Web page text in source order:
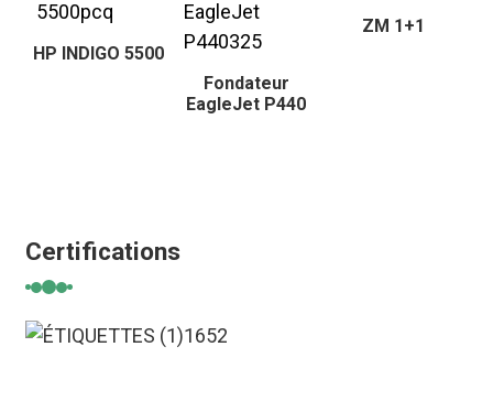
HP INDIGO 5500
Fondateur
EagleJet P440
ZM 1+1
Certifications